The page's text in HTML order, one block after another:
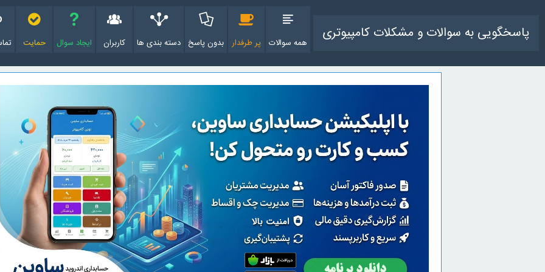
پاسخگویی به سوالات و مشکلات کامپیوتری همه سوالات پر طرفدار بدون پاسخ دسته بندی ها کاربران ایجاد سوال حمایت